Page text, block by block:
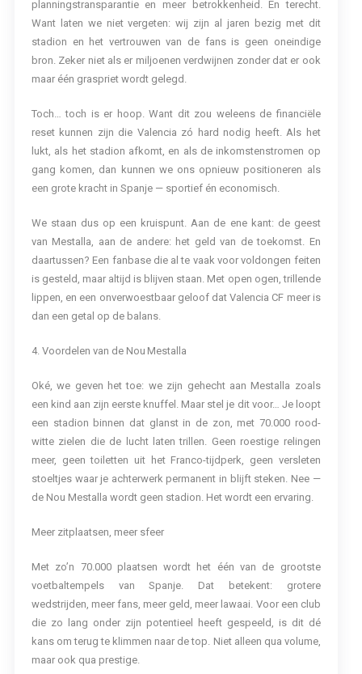
planningstransparantie en meer betrokkenheid. En terecht.
Want laten we niet vergeten: wij zijn al jaren bezig met dit
stadion en het vertrouwen van de fans is geen oneindige
bron. Zeker niet als er miljoenen verdwijnen zonder dat er ook
maar één graspriet wordt gelegd.
Toch… toch is er hoop. Want dit zou weleens de financiële
reset kunnen zijn die Valencia zó hard nodig heeft. Als het
lukt, als het stadion afkomt, en als de inkomstenstromen op
gang komen, dan kunnen we ons opnieuw positioneren als
een grote kracht in Spanje — sportief én economisch.
We staan dus op een kruispunt. Aan de ene kant: de geest
van Mestalla, aan de andere: het geld van de toekomst. En
daartussen? Een fanbase die al te vaak voor voldongen feiten
is gesteld, maar altijd is blijven staan. Met open ogen, trillende
lippen, en een onverwoestbaar geloof dat Valencia CF meer is
dan een getal op de balans.
4. Voordelen van de Nou Mestalla
Oké, we geven het toe: we zijn gehecht aan Mestalla zoals
een kind aan zijn eerste knuffel. Maar stel je dit voor… Je loopt
een stadion binnen dat glanst in de zon, met 70.000 rood-
witte zielen die de lucht laten trillen. Geen roestige relingen
meer, geen toiletten uit het Franco-tijdperk, geen versleten
stoeltjes waar je achterwerk permanent in blijft steken. Nee —
de Nou Mestalla wordt geen stadion. Het wordt een ervaring.
Meer zitplaatsen, meer sfeer
Met zo’n 70.000 plaatsen wordt het één van de grootste
voetbaltempels van Spanje. Dat betekent: grotere
wedstrijden, meer fans, meer geld, meer lawaai. Voor een club
die zo lang onder zijn potentieel heeft gespeeld, is dit dé
kans om terug te klimmen naar de top. Niet alleen qua volume,
maar ook qua prestige.